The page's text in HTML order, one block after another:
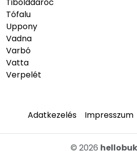
Tibolddaróc
Tófalu
Uppony
Vadna
Varbó
Vatta
Verpelét
Adatkezelés Impresszum
© 2026